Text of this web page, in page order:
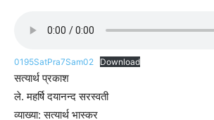
0195SatPra7Sam02 Download
सत्यार्थ प्रकाश
ले. महर्षि दयानन्द सरस्वती
व्याख्या: सत्यार्थ भास्कर